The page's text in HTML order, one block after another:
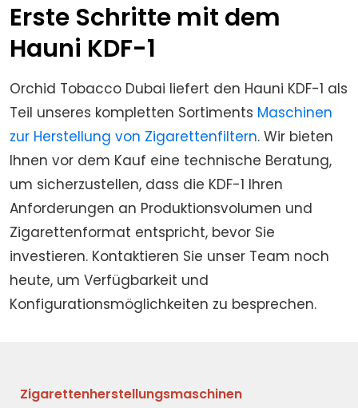
Erste Schritte mit dem
Hauni KDF-1
Orchid Tobacco Dubai liefert den Hauni KDF-1 als
Teil unseres kompletten Sortiments Maschinen
zur Herstellung von Zigarettenfiltern. Wir bieten
Ihnen vor dem Kauf eine technische Beratung,
um sicherzustellen, dass die KDF-1 Ihren
Anforderungen an Produktionsvolumen und
Zigarettenformat entspricht, bevor Sie
investieren. Kontaktieren Sie unser Team noch
heute, um Verfügbarkeit und
Konfigurationsmöglichkeiten zu besprechen.
Zigarettenherstellungsmaschinen